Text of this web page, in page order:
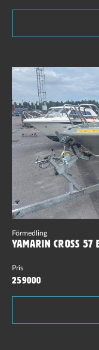
Förmedling
Yamarin Cross 57
Pris
259000